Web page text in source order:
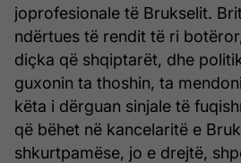
joprofesionale të Brukselit.
ndërtues të rendit të ri
diçka që shqiptarët, dhe
guxonin ta thoshin, ta
këta i dërguan sinjale të
që bëhet në kancelaritë e
shkurtpamëse, jo e drejtë,